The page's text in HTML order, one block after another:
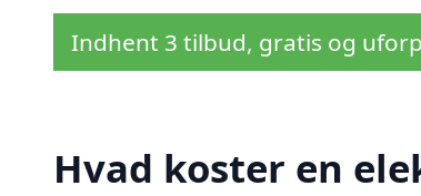
Indhent 3 tilbud, gratis og
Hvad koster en